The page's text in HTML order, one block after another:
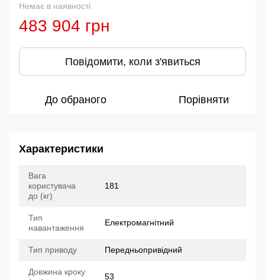
Немає в наявності
483 904 грн
Повідомити, коли з'явиться
До обраного Порівняти
Характеристики
Вага
користувача
до (кг)
181
Тип
навантаження
Електромагнітний
Тип приводу Передньопривідний
Довжина кроку
53